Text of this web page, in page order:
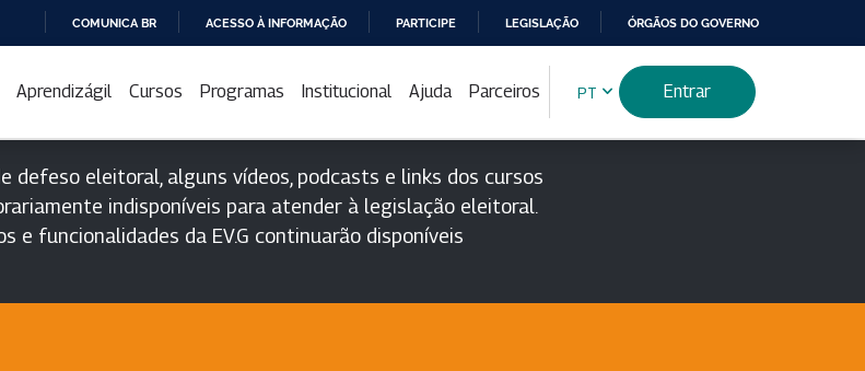
PARA
CONTEÚDO
COMUNICA BR ACESSO À INFORMAÇÃO PARTICIPE LEGISLAÇÃO ÓRGÃOS DO GOVERNO
Aprendizágil Cursos Programas Institucional Ajuda Parceiros PT Entrar
defeso eleitoral, alguns vídeos, podcasts e links dos cursos
indisponíveis para atender à legislação eleitoral.
e funcionalidades da EV.G continuarão disponíveis